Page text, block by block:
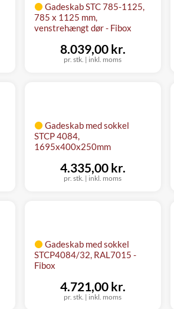
Gadeskab STC 785-1125,
785 x 1125 mm,
venstrehængt dør - Fibox
pr. stk. | inkl. moms
8.039,00 kr.
Gadeskab med sokkel
STCP 4084,
1695x400x250mm
pr. stk. | inkl. moms
4.335,00 kr.
Gadeskab med sokkel
STCP4084/32, RAL7015 -
Fibox
pr. stk. | inkl. moms
4.721,00 kr.